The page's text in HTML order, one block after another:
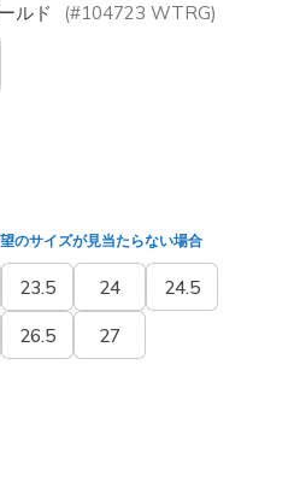
ルド (#104723 WTRG)
のサイズが見当たらない場合
23.5 24 24.5
26.5 27